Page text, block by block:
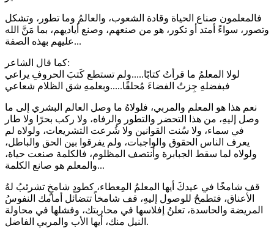
فالمعلمون صناع الحياة وقادة الشعوب، والعالمُ وما تطور، وتشكل
وتصور، سواءً أمتد أو تكور، هو من صنعهم، وصنع أياديهم، بما مَنَّ الله
عليهم بهذه الصفة...
كما قال الشاعر:
لولا المعلمُ ما قرأتُ كتابًا.....ولم تستطع كَتبَ الحروفِ يراعي
فبفضلهِ جِزتُ الفضاءَ مُحلقًا.....وبعلمهِ شق الظلام شعاعي
نعم هذا هو المعلم والمربي، فلولاهُ ما وصل العالم البشري إلى ما
وصل إليهِ، من هذا التحضر والتطور والرفاه، ولا ركب بحرًا ولا طار
في سماء، ولا سُنت القوانين ولا شُرعت التشريعات، ولولاه لم
يعرف الناس الحقوق والواجبات، ولم يفرقوا بين الحق والباطل،
ولولاه لما سقط الجبابرة وأنتصف المظلوم، فالكلمة صنعت حياة،
والمعلم هو صانع الكلمة...
قف شامخًا في عيدكَ أيها المعلمُ المِعطاء، كطودٍ شامخٍ تشرئبُ لهُ
الأعناق، فتطمحُ للوصول إليهِ، قف شامخاً تتضائل أمامك النفوسُ
المريضة والحاسدة، تعلنُ إفلاسها في محاربتك، وفشلها في محاولة
النيل منك، أيها الأب والمربي الفاضل.